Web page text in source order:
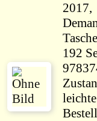
2017,
192 Seiten